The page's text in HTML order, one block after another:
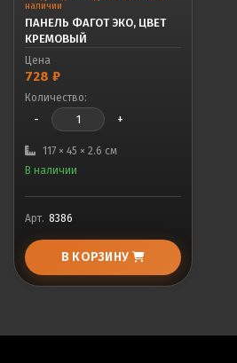
наличии
ПАНЕЛЬ ФАГОТ ЭКО, ЦВЕТ
КРЕМОВЫЙ
Цена
728 ₽
Количество:
- +
117 × 45 × 2.6 см
В наличии
Арт. 8386
В КОРЗИНУ